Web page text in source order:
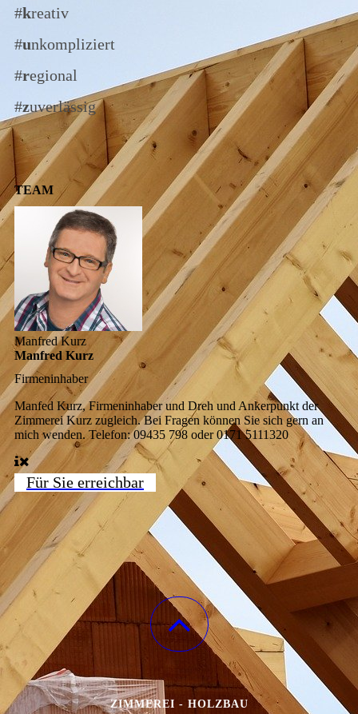
#kreativ
#unkompliziert
#regional
#zuverlässig
TEAM
Manfred Kurz
Manfred Kurz
Firmeninhaber
Manfed Kurz, Firmeninhaber und Dreh und Ankerpunkt der
Zimmerei Kurz zugleich. Bei Fragen können Sie sich gern an
mich wenden. Telefon: 09435 798 oder 0171 5111320
Für Sie erreichbar
ZIMMEREI - HOLZBAU